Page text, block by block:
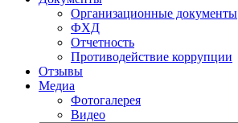
Организационные документы
ФХД
Отчетность
Противодействие коррупции
Отзывы
Медиа
Фотогалерея
Видео